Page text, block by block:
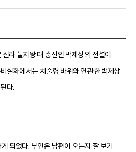
라 눌지왕 때 충신인 박제상의 전설이
설화에서는 치술령 바위와 연관한 박제상
다.
되었다. 부인은 남편이 오는지 잘 보기